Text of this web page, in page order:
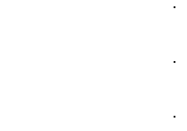
・
・
・